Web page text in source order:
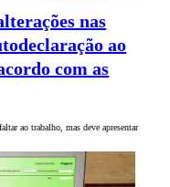
nas
ao
com as
ao trabalho, mas deve apresentar